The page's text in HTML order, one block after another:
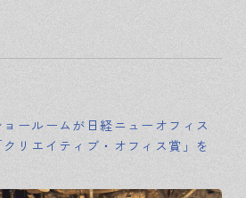
ールームが日経ニューオフィス
クリエイティブ・オフィス賞」を